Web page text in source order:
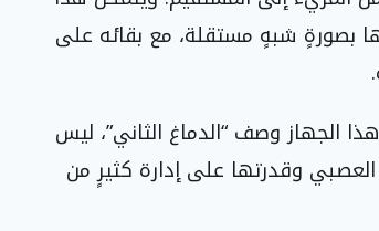
بصورةٍ شبهٍ مستقلة، مع بقائه على
الجهاز وصف “الدماغ الثاني”، ليس
العصبي وقدرتها على إدارة كثيرٍ من